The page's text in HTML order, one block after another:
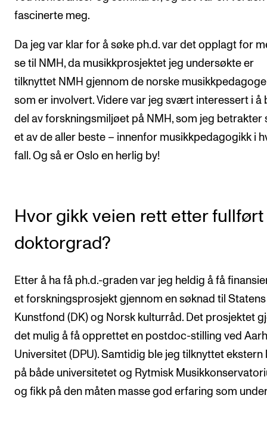
fascinerte meg.
Da jeg var klar for å søke ph.d. var det opplagt for
se til NMH, da musikkprosjektet jeg undersøkte er
tilknyttet NMH gjennom de norske
som er involvert. Videre var jeg svært interessert i å
del av forskningsmiljøet på NMH, som jeg betrakter
et av de aller beste – innenfor musikkpedagogikk i
fall. Og så er Oslo en herlig by!
Hvor gikk veien rett etter fullført
doktorgrad?
Etter å ha få ph.d.-graden var jeg heldig å få
et forskningsprosjekt gjennom en søknad til Statens
Kunstfond (DK) og Norsk kulturråd. Det prosjektet
det mulig å få opprettet en postdoc-stilling ved
Universitet (DPU). Samtidig ble jeg tilknyttet ekstern
på både universitetet og Rytmisk
og fikk på den måten masse god erfaring som